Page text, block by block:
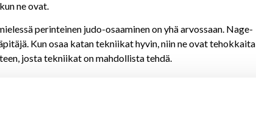
ne ovat.
perinteinen judo-osaaminen on yhä arvossaan. Nage-
Kun osaa katan tekniikat hyvin, niin ne ovat tehokkaita
josta tekniikat on mahdollista tehdä.
kustakin tekniikasta. Tämä koulutusmalli, jossa
kun kaikki oppivat kaikilta. Urheilukomppaniassa vuonna
Myös Dan-Kollegion entinen puheenjohtaja